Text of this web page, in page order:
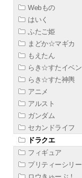
Webもの
はいく
ふたご姫
まどか☆マギカ
もえたん
らき☆すたイベン
らき☆すた神輿
アニメ
アルスト
ガンダム
セカンドライフ
ドラクエ
フィギュア
プリティーシリー
ロウきゅーぶ！